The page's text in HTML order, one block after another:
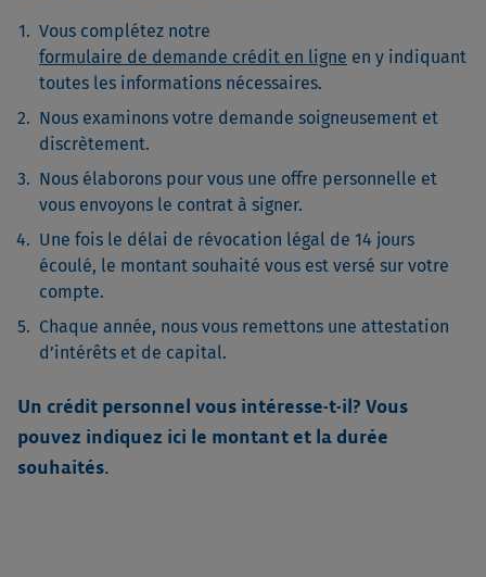
Vous complétez notre
formulaire de demande crédit en ligne en y indiquant
toutes les informations nécessaires.
Nous examinons votre demande soigneusement et
discrètement.
Nous élaborons pour vous une offre personnelle et
vous envoyons le contrat à signer.
Une fois le délai de révocation légal de 14 jours
écoulé, le montant souhaité vous est versé sur votre
compte.
Chaque année, nous vous remettons une attestation
d’intérêts et de capital.
Un crédit personnel vous intéresse-t-il? Vous
pouvez indiquez ici le montant et la durée
souhaités.